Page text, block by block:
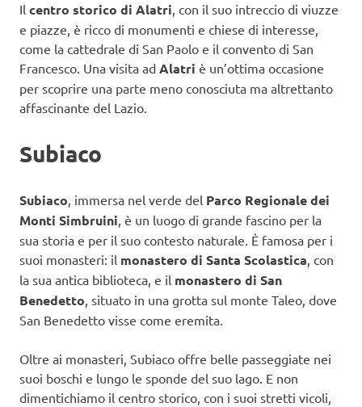
Il centro storico di Alatri, con il suo intreccio di viuzze
e piazze, è ricco di monumenti e chiese di interesse,
come la cattedrale di San Paolo e il convento di San
Francesco. Una visita ad Alatri è un’ottima occasione
per scoprire una parte meno conosciuta ma altrettanto
affascinante del Lazio.
Subiaco
Subiaco, immersa nel verde del Parco Regionale dei
Monti Simbruini, è un luogo di grande fascino per la
sua storia e per il suo contesto naturale. È famosa per i
suoi monasteri: il monastero di Santa Scolastica, con
la sua antica biblioteca, e il monastero di San
Benedetto, situato in una grotta sul monte Taleo, dove
San Benedetto visse come eremita.
Oltre ai monasteri, Subiaco offre belle passeggiate nei
suoi boschi e lungo le sponde del suo lago. E non
dimentichiamo il centro storico, con i suoi stretti vicoli,